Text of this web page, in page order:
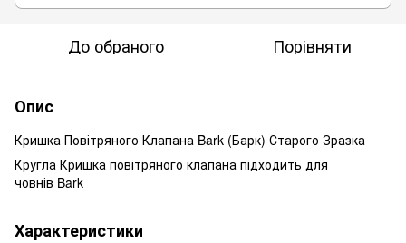
До обраного Порівняти
Опис
Кришка Повітряного Клапана Bark (Барк) Старого Зразка
Кругла Кришка повітряного клапана підходить для
човнів Bark
Характеристики